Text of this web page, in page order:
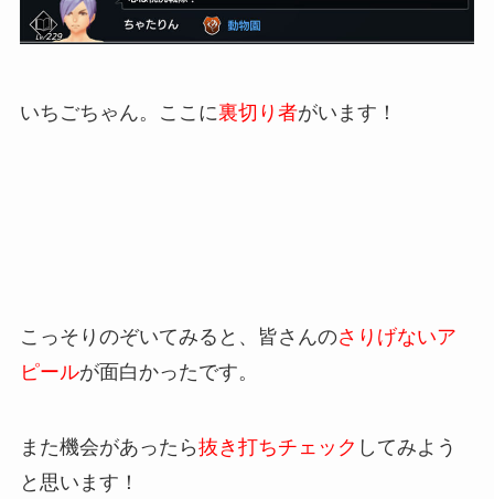
いちごちゃん。ここに裏切り者がいます！
こっそりのぞいてみると、皆さんのさりげないア
ピールが面白かったです。
また機会があったら抜き打ちチェック してみよう
と思います！